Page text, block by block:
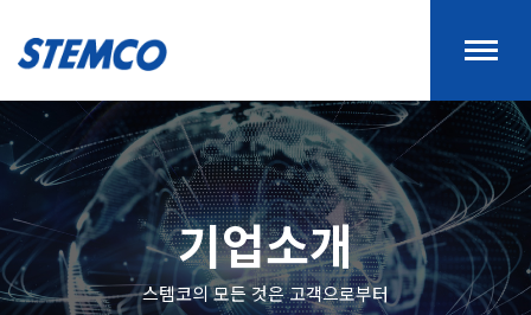
기업소개
스템코의 모든 것은 고객으로부터